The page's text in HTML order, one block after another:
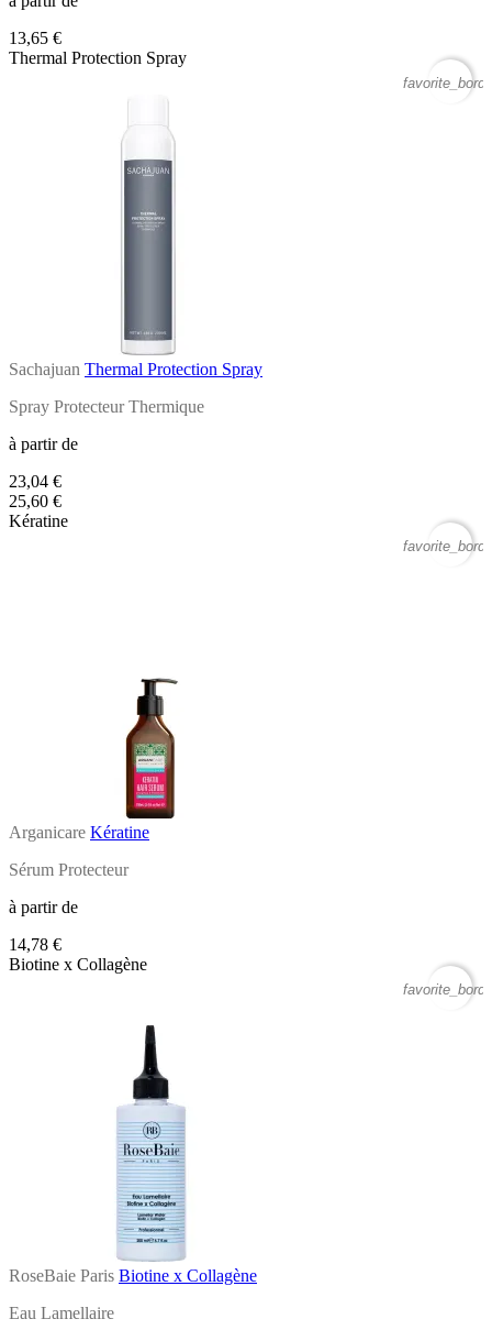
13,65 €
Thermal Protection Spray
Sachajuan Thermal Protection Spray
Spray Protecteur Thermique
à partir de
23,04 €
25,60 €
Kératine
Arganicare Kératine
Sérum Protecteur
à partir de
14,78 €
Biotine x Collagène
RoseBaie Paris Biotine x Collagène
Eau Lamellaire